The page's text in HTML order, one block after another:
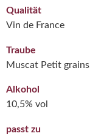
Qualität
Vin de France
Traube
Muscat Petit
Alkohol
10,5% vol
passt zu